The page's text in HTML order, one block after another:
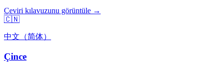
Çeviri kılavuzunu görüntüle →
🇨🇳
中文（简体）
Çince